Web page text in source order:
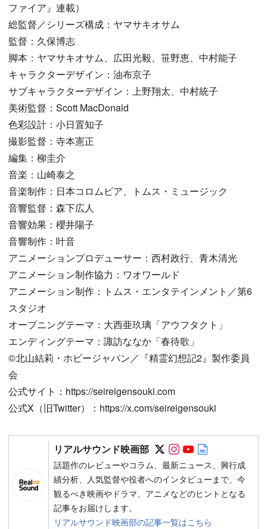
ファイア』連載）
総監督／シリーズ構成：ヤマサキオサム
監督：久保博志
脚本：ヤマサキオサム、広田光毅、笹野恵、中村能子
キャラクターデザイン：油布京子
サブキャラクターデザイン：上野翔太、中村統子
美術監督：Scott MacDonald
色彩設計：小日置知子
撮影監督：寺本憲正
編集：柳圭介
音楽：山崎泰之
音楽制作：日本コロムビア、トムス・ミュージック
音響監督：森下広人
音響効果：櫻井陽子
音響制作：叶音
アニメーションプロデューサー：西村政行、青木清光
アニメーション制作協力：ワオワールド
アニメーション制作：トムス・エンタテインメント／第6
スタジオ
オープニングテーマ：大西亜玖璃「アウフタクト」
エンディングテーマ：諏訪ななか「春待歌」
©北山結莉・ホビージャパン／『精霊幻想記2』製作委員
会
公式サイト：https://seireigensouki.com
公式X（旧Twitter）：https://x.com/seireigensouki
リアルサウンド映画部 Follow on SNS
Follow on SNS
Follow on
話題作のレビューやコラム、最新ニュース、興行成
績分析、人気監督や役者へのインタビューまで、今
観るべき映画やドラマ、アニメなどのヒントとなる
記事をお届けします。
リアルサウンド映画部の記事一覧はこちら